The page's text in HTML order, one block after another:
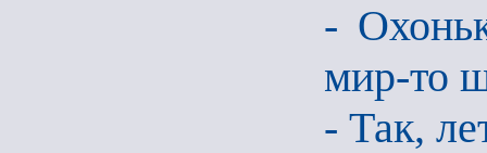
-
мир-то
- Так,